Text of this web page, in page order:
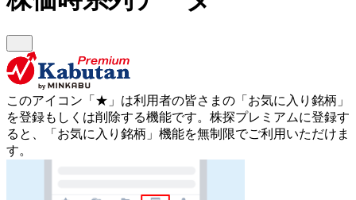
このアイコン 「★」 は利用者の皆さまの 「お気に入り銘柄」
を登録もしくは削除する機能です。 株探プレミアムに登録す
ると、「お気に入り銘柄」機能を無制限でご利用いただけま
す。